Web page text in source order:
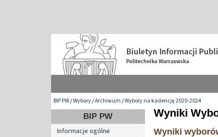
BIP PW/Wybory/Archiwum/Wybory na kadencję 2020-2024
BIP PW
Informacje ogólne
Wyniki
Wyniki